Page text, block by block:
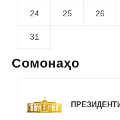
24 25 26
31
Сомонаҳо